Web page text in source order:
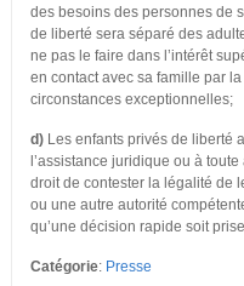
des besoins des personnes de
de liberté sera séparé des
ne pas le faire dans l’intérêt
en contact avec sa famille par
circonstances exceptionnelles;
d)Les enfants privés de liberté
l’assistance juridique ou à
droit de contester la légalité de
ou une autre autorité
qu’une décision rapide soit
Catégorie: Presse